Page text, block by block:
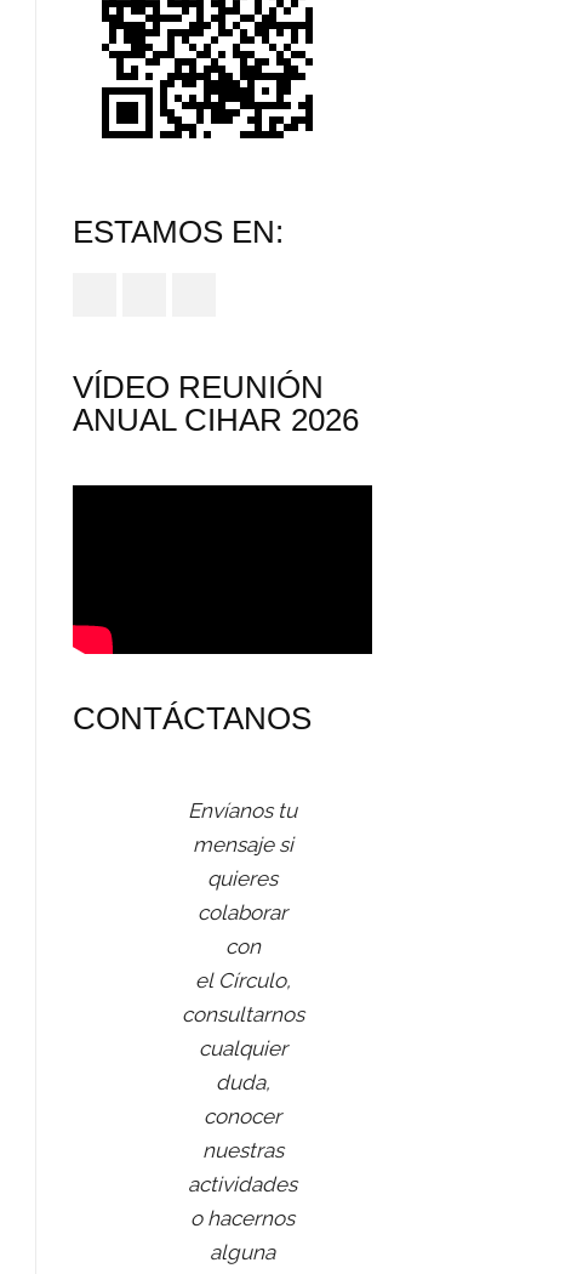
ESTAMOS EN:
VÍDEO REUNIÓN
ANUAL CIHAR 2026
CONTÁCTANOS
Envíanos tu
mensaje si
quieres
colaborar
con
el Círculo,
consultarnos
cualquier
duda,
conocer
nuestras
actividades
o hacernos
alguna